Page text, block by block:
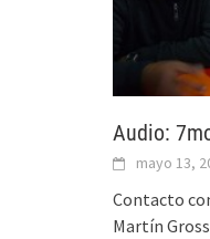
Audio:
mayo 13,
Contacto
Martín